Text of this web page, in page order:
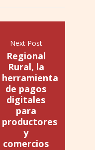
Next Post
Regional
Rural, la
herramienta
de pagos
digitales
para
productores
y
comercios